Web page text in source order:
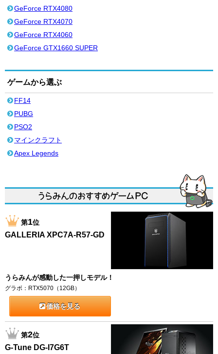
GeForce RTX4080
GeForce RTX4070
GeForce RTX4060
GeForce GTX1660 SUPER
ゲームから選ぶ
FF14
PUBG
PSO2
マインクラフト
Apex Legends
第1位
GALLERIA XPC7A-R57-GD
うらみんが感動した一押しモデル！
グラボ：RTX5070（12GB）
価格を見る
第2位
G-Tune DG-I7G6T